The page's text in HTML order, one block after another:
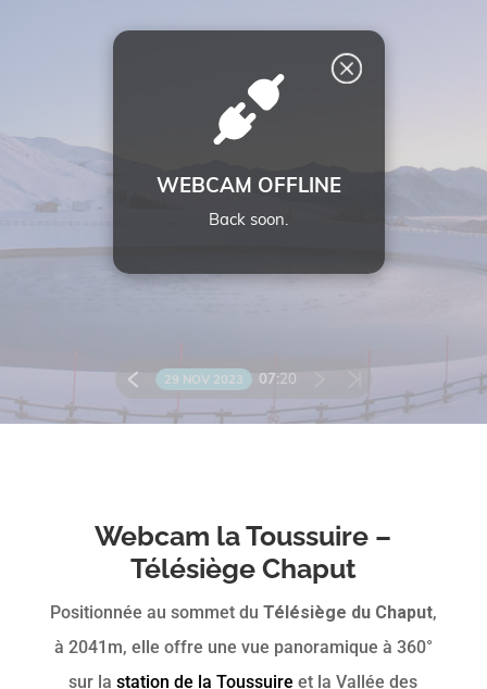
Webcam la Toussuire –
Télésiège Chaput
Positionnée au sommet du Télésiège du Chaput,
à 2041m, elle offre une vue panoramique à 360°
sur lastation de la Toussuire et la Vallée des